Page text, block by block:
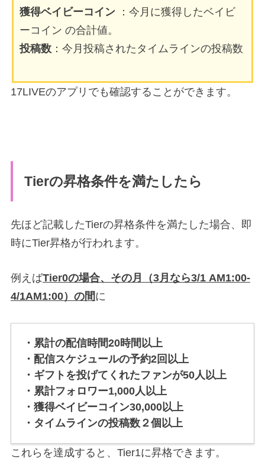
獲得ベイビーコイン ：今月に獲得したベイビ
ーコイン の合計値。
投稿数 ：今月投稿されたタイムラインの投稿数
17LIVEのアプリでも確認することができます。
Tierの昇格条件を満たしたら
先ほど記載したTierの昇格条件を満たした場合、即
時にTier昇格が行われます。
例えばTier0の場合、その月（3月なら3/1 AM1:00-
4/1AM1:00）の間に
・累計の配信時間20時間以上
・配信スケジュールの予約2回以上
・ギフトを投げてくれたファンが50人以上
・累計フォロワー1,000人以上
・獲得ベイビーコイン30,000以上
・タイムラインの投稿数２個以上
これらを達成すると、Tier1に昇格できます。